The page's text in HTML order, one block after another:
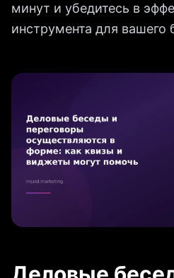
минут и убедитесь в
инструмента для вашего